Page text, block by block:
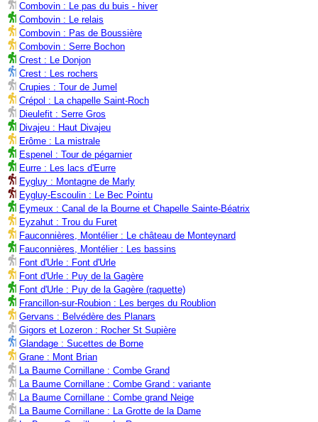
Combovin : Le pas du buis - hiver
Combovin : Le relais
Combovin : Pas de Boussière
Combovin : Serre Bochon
Crest : Le Donjon
Crest : Les rochers
Crupies : Tour de Jumel
Crépol : La chapelle Saint-Roch
Dieulefit : Serre Gros
Divajeu : Haut Divajeu
Erôme : La mistrale
Espenel : Tour de pégarnier
Eurre : Les lacs d'Eurre
Eygluy : Montagne de Marly
Eygluy-Escoulin : Le Bec Pointu
Eymeux : Canal de la Bourne et Chapelle Sainte-Béatrix
Eyzahut : Trou du Furet
Fauconnières, Montélier : Le château de Monteynard
Fauconnières, Montélier : Les bassins
Font d'Urle : Font d'Urle
Font d'Urle : Puy de la Gagère
Font d'Urle : Puy de la Gagère (raquette)
Francillon-sur-Roubion : Les berges du Roublion
Gervans : Belvédère des Planars
Gigors et Lozeron : Rocher St Supière
Glandage : Sucettes de Borne
Grane : Mont Brian
La Baume Cornillane : Combe Grand
La Baume Cornillane : Combe Grand : variante
La Baume Cornillane : Combe grand Neige
La Baume Cornillane : La Grotte de la Dame